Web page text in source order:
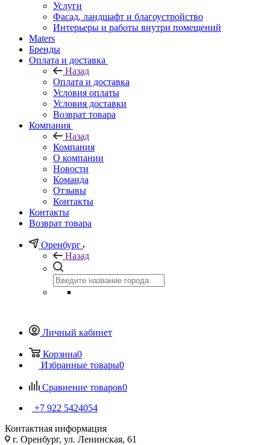
Услуги
Фасад, ландшафт и благоустройство
Интерьеры и работы внутри помещений
Maters
Бренды
Оплата и доставка
Назад
Оплата и доставка
Условия оплаты
Условия доставки
Возврат товара
Компания
Назад
Компания
О компании
Новости
Команда
Отзывы
Контакты
Контакты
Возврат товара
Оренбург
Назад
Личный кабинет
Корзина0
Избранные товары0
Сравнение товаров0
+7 922 5424054
Контактная информация
г. Оренбург, ул. Ленинская, 61